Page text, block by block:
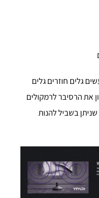
גלים חוזרים גלים
את הרסיבר לרמקולים
בשביל להנות